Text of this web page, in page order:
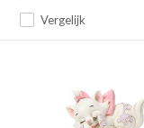
Vergelijk